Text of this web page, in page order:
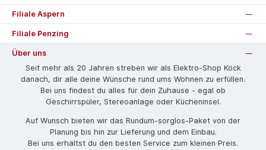
Filiale Aspern
Filiale Penzing
Über uns
Seit mehr als 20 Jahren streben wir als Elektro-Shop Köck
danach, dir alle deine Wünsche rund ums Wohnen zu erfüllen.
Bei uns findest du alles für dein Zuhause - egal ob
Geschirrspüler, Stereoanlage oder Kücheninsel.
Auf Wunsch bieten wir das Rund­um-sorg­los-Pa­ket von der
Planung bis hin zur Lieferung und dem Einbau.
Bei uns erhältst du den besten Service zum kleinen Preis.